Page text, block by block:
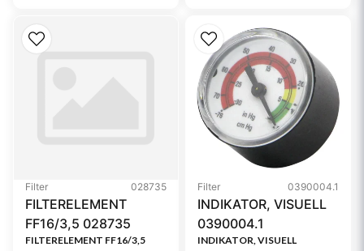
Filter 028735
FILTERELEMENT
FF16/3,5 028735
FILTERELEMENT FF16/3,5
Filter 0390004.1
INDIKATOR, VISUELL
0390004.1
INDIKATOR, VISUELL